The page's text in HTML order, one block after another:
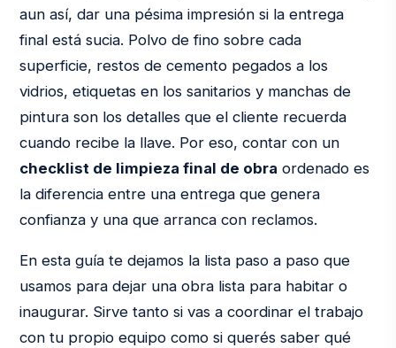
aun así, dar una pésima impresión si la entrega
final está sucia. Polvo de fino sobre cada
superficie, restos de cemento pegados a los
vidrios, etiquetas en los sanitarios y manchas de
pintura son los detalles que el cliente recuerda
cuando recibe la llave. Por eso, contar con un
checklist de limpieza final de obra ordenado es
la diferencia entre una entrega que genera
confianza y una que arranca con reclamos.
En esta guía te dejamos la lista paso a paso que
usamos para dejar una obra lista para habitar o
inaugurar. Sirve tanto si vas a coordinar el trabajo
con tu propio equipo como si querés saber qué